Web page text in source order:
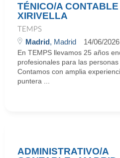
TÉNICO/A CONTABLE
XIRIVELLA
TEMPS
Madrid, Madrid 14/06/2026
En TEMPS llevamos 25 años
profesionales para las
Contamos con amplia
puntera ...
ADMINISTRATIVO/A